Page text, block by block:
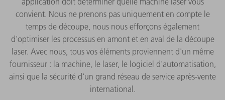
convient. Nous ne prenons pas uniquement en compte le
temps de découpe, nous nous efforçons également
d'optimiser les processus en amont et en aval de la découpe
laser. Avec nous, tous vos éléments proviennent d'un même
fournisseur : la machine, le laser, le logiciel d'automatisation,
ainsi que la sécurité d'un grand réseau de service après-vente
international.